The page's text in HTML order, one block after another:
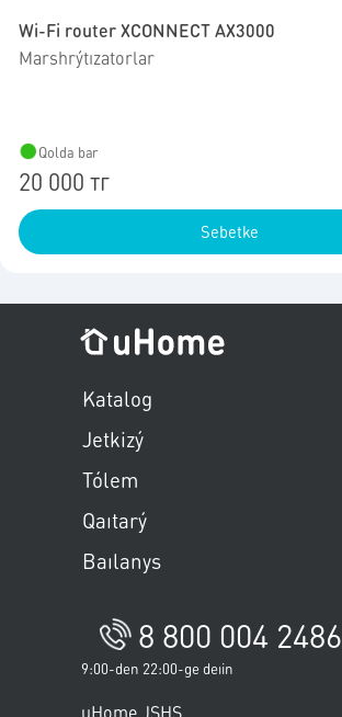
Wi-Fi router XCONNECT AX3000
Marshrýtızatorlar
Qolda bar
20 000 тг
Sebetke
uHome JSHS
8 800 004 2486
9:00-den 22:00-ge deıin
Katalog
Jetkizý
Tólem
Qaıtarý
Baılanys